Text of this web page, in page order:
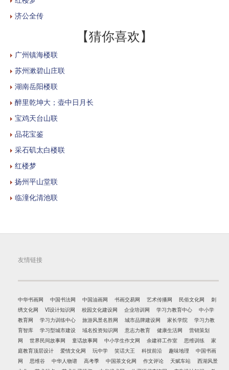
济公全传
【猜你喜欢】
广州镇海楼联
苏州漱碧山庄联
湖南岳阳楼联
醉里乾坤大；壶中日月长
宝鸡天台山联
品花宝鉴
采石矶太白楼联
红楼梦
扬州平山堂联
临潼化清池联
友情链接
中华书画网 中国书法网 中国油画网 书画交易网 艺术传播网 民俗文化网
刺
绣文化网
VI设计知识网 校园文化建设网 企业培训网 学习力教育中心
中小学
教育网
学习力训练中心 旅游风景名胜网 城市品牌建设网 家长学院
学习力教
育智库
学习型城市建设 域名投资知识网 意志力教育 健康生活网
营销策划
网
世界民间故事网 童话故事网 中小学生作文网 余建祥工作室 思维训练
家
庭教育顶层设计
爱情文化网 玩中学 笑话大王 科技前沿 趣味地理
中国书画
网
思维谷 中华人物谱 高考季 中国茶文化网 作文评论 天赋车站
西湖风景